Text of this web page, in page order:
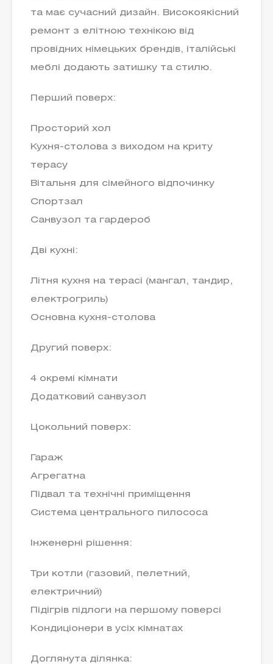
та має сучасний дизайн. Високоякісний
ремонт з елітною технікою від
провідних німецьких брендів, італійські
меблі додають затишку та стилю.
Перший поверх:
Просторий хол
Кухня-столова з виходом на криту
терасу
Вітальня для сімейного відпочинку
Спортзал
Санвузол та гардероб
Дві кухні:
Літня кухня на терасі (мангал, тандир,
електрогриль)
Основна кухня-столова
Другий поверх:
4 окремі кімнати
Додатковий санвузол
Цокольний поверх:
Гараж
Агрегатна
Підвал та технічні приміщення
Система центрального пилососа
Інженерні рішення:
Три котли (газовий, пелетний,
електричний)
Підігрів підлоги на першому поверсі
Кондиціонери в усіх кімнатах
Доглянута ділянка: